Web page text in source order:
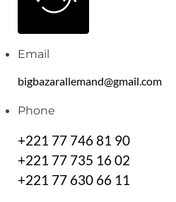
Email
bigbazarallemand@gmail.com
Phone
+221 77 746 81 90
+221 77 735 16 02
+221 77 630 66 11